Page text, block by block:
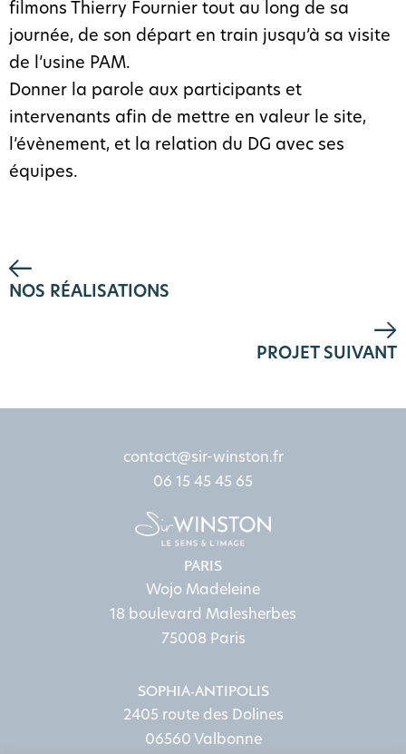
filmons Thierry Fournier tout au long de sa
journée, de son départ en train jusqu’à sa visite
de l’usine PAM.
Donner la parole aux participants et
intervenants afin de mettre en valeur le site,
l’évènement, et la relation du DG avec ses
équipes.
NOS RÉALISATIONS
PROJET SUIVANT
contact@sir-winston.fr
06 15 45 45 65
PARIS
Wojo Madeleine
18 boulevard Malesherbes
75008 Paris
SOPHIA-ANTIPOLIS
2405 route des Dolines
06560 Valbonne